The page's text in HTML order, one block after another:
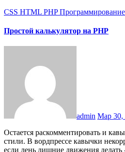
CSS HTML PHPПрограммирование
Простой калькулятор на PHP
admin Мар 30,
Остается раскомментировать и кавычки изменить, и добавить
стили. В вордпрессе кавычки
если лень лишние движения